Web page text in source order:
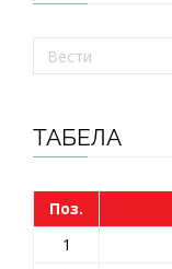
ТАБЕЛА
Поз.
1